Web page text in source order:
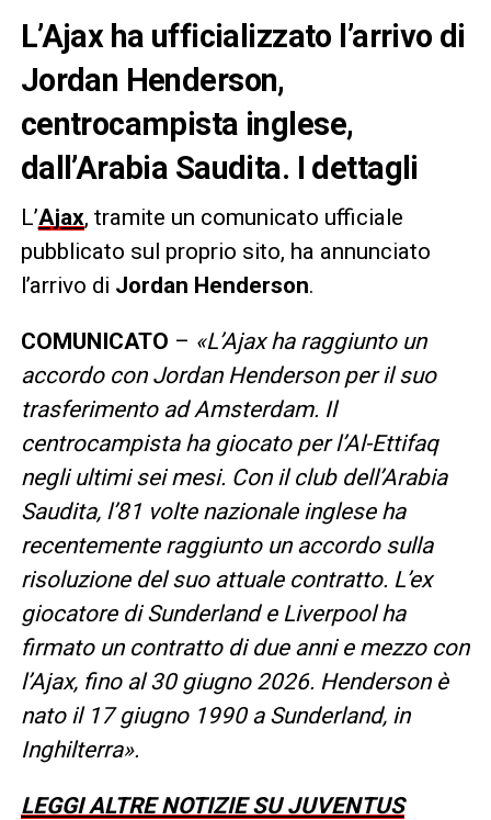
L’Ajax ha ufficializzato l’arrivo di
Jordan Henderson,
centrocampista inglese,
dall’Arabia Saudita. I dettagli
L’Ajax, tramite un comunicato ufficiale
pubblicato sul proprio sito, ha annunciato
l’arrivo di Jordan Henderson.
COMUNICATO – «L’Ajax ha raggiunto un
accordo con Jordan Henderson per il suo
trasferimento ad Amsterdam. Il
centrocampista ha giocato per l’Al-Ettifaq
negli ultimi sei mesi. Con il club dell’Arabia
Saudita, l’81 volte nazionale inglese ha
recentemente raggiunto un accordo sulla
risoluzione del suo attuale contratto. L’ex
giocatore di Sunderland e Liverpool ha
firmato un contratto di due anni e mezzo con
l’Ajax, fino al 30 giugno 2026. Henderson è
nato il 17 giugno 1990 a Sunderland, in
Inghilterra».
LEGGI ALTRE NOTIZIE SU JUVENTUS